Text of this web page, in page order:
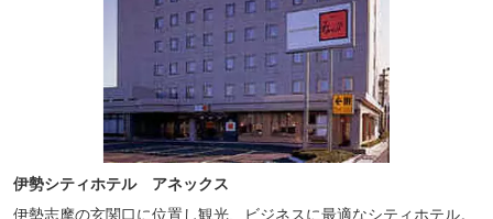
伊勢シティホテル アネックス
伊勢志摩の玄関口に位置し観光、ビジネスに最適なシティホテル。